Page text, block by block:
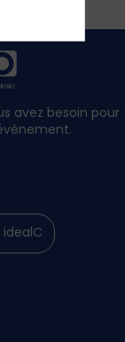
avez besoin pour